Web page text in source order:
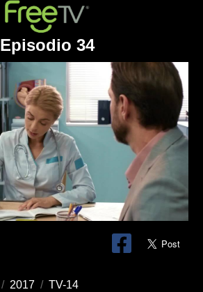
Episodio 34
/ 2017 / TV-14